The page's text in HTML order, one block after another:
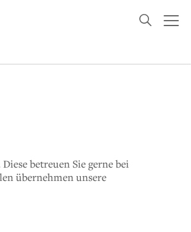
betreuen Sie gerne bei
übernehmen unsere